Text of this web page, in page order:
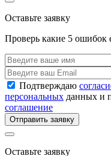
Оставьте заявку
Проверь какие 5 ошибок
Подтверждаю
персональных данных и
соглашение
Отправить заявку
Оставьте заявку